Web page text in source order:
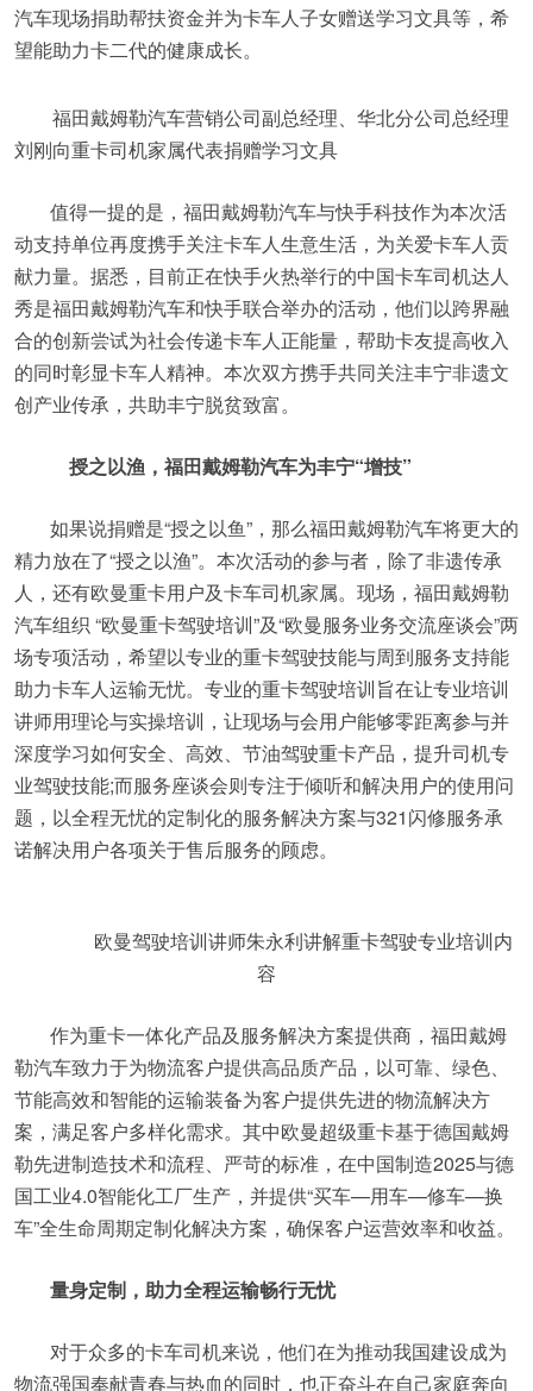
汽车现场捐助帮扶资金并为卡车人子女赠送学习文具等，希
望能助力卡二代的健康成长。
福田戴姆勒汽车营销公司副总经理、华北分公司总经理
刘刚向重卡司机家属代表捐赠学习文具
值得一提的是，福田戴姆勒汽车与快手科技作为本次活
动支持单位再度携手关注卡车人生意生活，为关爱卡车人贡
献力量。据悉，目前正在快手火热举行的中国卡车司机达人
秀是福田戴姆勒汽车和快手联合举办的活动，他们以跨界融
合的创新尝试为社会传递卡车人正能量，帮助卡友提高收入
的同时彰显卡车人精神。本次双方携手共同关注丰宁非遗文
创产业传承，共助丰宁脱贫致富。
授之以渔，福田戴姆勒汽车为丰宁“增技”
如果说捐赠是“授之以鱼”，那么福田戴姆勒汽车将更大的
精力放在了“授之以渔”。本次活动的参与者，除了非遗传承
人，还有欧曼重卡用户及卡车司机家属。现场，福田戴姆勒
汽车组织 “欧曼重卡驾驶培训”及“欧曼服务业务交流座谈会”两
场专项活动，希望以专业的重卡驾驶技能与周到服务支持能
助力卡车人运输无忧。专业的重卡驾驶培训旨在让专业培训
讲师用理论与实操培训，让现场与会用户能够零距离参与并
深度学习如何安全、高效、节油驾驶重卡产品，提升司机专
业驾驶技能;而服务座谈会则专注于倾听和解决用户的使用问
题，以全程无忧的定制化的服务解决方案与321闪修服务承
诺解决用户各项关于售后服务的顾虑。
欧曼驾驶培训讲师朱永利讲解重卡驾驶专业培训内
容
作为重卡一体化产品及服务解决方案提供商，福田戴姆
勒汽车致力于为物流客户提供高品质产品，以可靠、绿色、
节能高效和智能的运输装备为客户提供先进的物流解决方
案，满足客户多样化需求。其中欧曼超级重卡基于德国戴姆
勒先进制造技术和流程、严苛的标准，在中国制造2025与德
国工业4.0智能化工厂生产，并提供“买车—用车—修车—换
车”全生命周期定制化解决方案，确保客户运营效率和收益。
量身定制，助力全程运输畅行无忧
对于众多的卡车司机来说，他们在为推动我国建设成为
物流强国奉献青春与热血的同时，也正奋斗在自己家庭奔向